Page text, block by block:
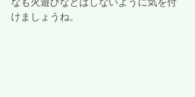
けましょうね。